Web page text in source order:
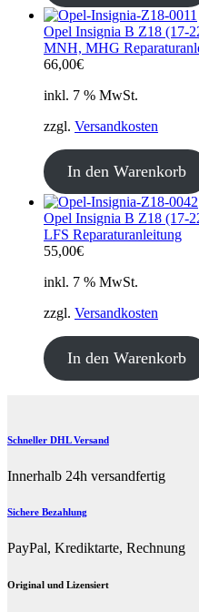
Opel Insignia B Z18 (17-
MNH, MHG
66,00€
inkl. 7 % MwSt.
zzgl. Versandkosten
In den Warenkorb
Opel Insignia B Z18 (17-
LFS Reparaturanleitung
55,00€
inkl. 7 % MwSt.
zzgl. Versandkosten
In den Warenkorb
Schneller DHL Versand
Innerhalb 24h versandfertig
Sichere Bezahlung
PayPal, Krediktarte, Rechnung
Original und Lizensiert